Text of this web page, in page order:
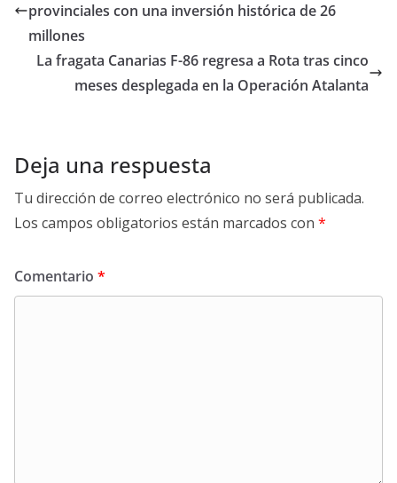
provinciales con una inversión histórica de 26
millones
La fragata Canarias F-86 regresa a Rota tras cinco
meses desplegada en la Operación Atalanta
Deja una respuesta
Tu dirección de correo electrónico no será publicada.
Los campos obligatorios están marcados con *
Comentario *